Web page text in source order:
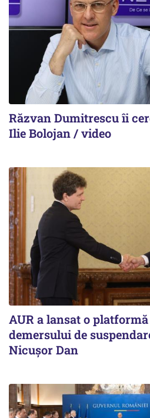
Răzvan Dumitrescu îi
Ilie Bolojan / video
AUR a lansat o
demersului de
Nicușor Dan